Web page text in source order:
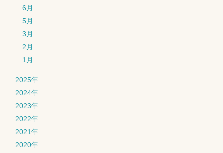
6月
5月
3月
2月
1月
2025年
2024年
2023年
2022年
2021年
2020年